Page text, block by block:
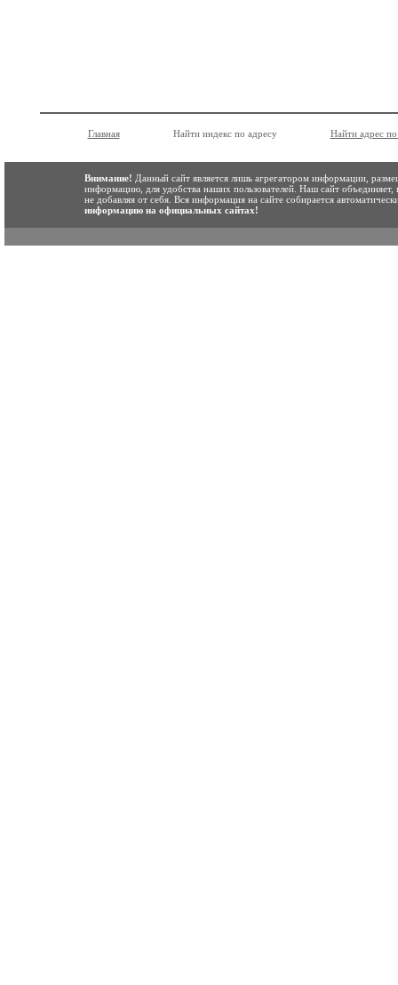
Главная Найти индекс по адресу Найти адрес
Внимание! Данный сайт является лишь агрегатором информации,
информацию, для удобства наших пользователей. Наш сайт
не добавляя от себя. Вся информация на сайте собирается
информацию на официальных сайтах!